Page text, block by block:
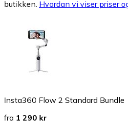
butikken. Hvordan vi viser priser
Insta360 Flow 2 Standard Bundle
fra 1 290 kr